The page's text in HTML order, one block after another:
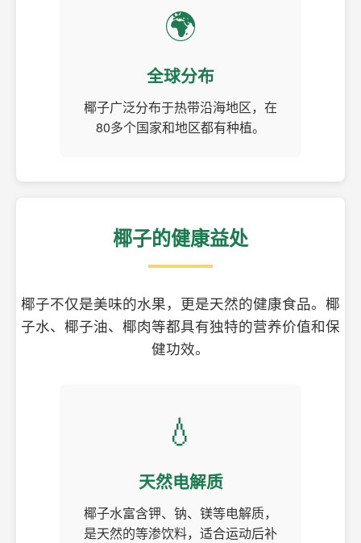
🌍
全球分布
椰子广泛分布于热带沿海地区，在
80多个国家和地区都有种植。
椰子的健康益处
椰子不仅是美味的水果，更是天然的健康食品。椰
子水、椰子油、椰肉等都具有独特的营养价值和保
健功效。
💧
天然电解质
椰子水富含钾、钠、镁等电解质，
是天然的等渗饮料，适合运动后补